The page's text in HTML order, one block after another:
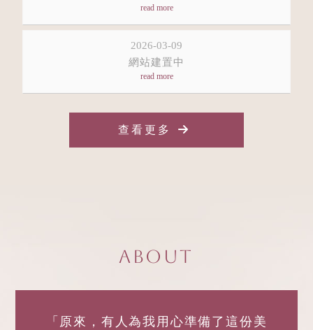
2026-03-09
網站建置中
查看更多
About
「原來，有人為我用心準備了這份美